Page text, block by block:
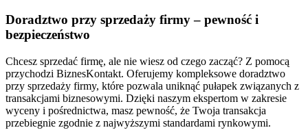
Doradztwo przy sprzedaży firmy – pewność i
bezpieczeństwo
Chcesz sprzedać firmę, ale nie wiesz od czego zacząć? Z pomocą
przychodzi BiznesKontakt. Oferujemy kompleksowe doradztwo
przy sprzedaży firmy, które pozwala uniknąć pułapek związanych z
transakcjami biznesowymi. Dzięki naszym ekspertom w zakresie
wyceny i pośrednictwa, masz pewność, że Twoja transakcja
przebiegnie zgodnie z najwyższymi standardami rynkowymi.